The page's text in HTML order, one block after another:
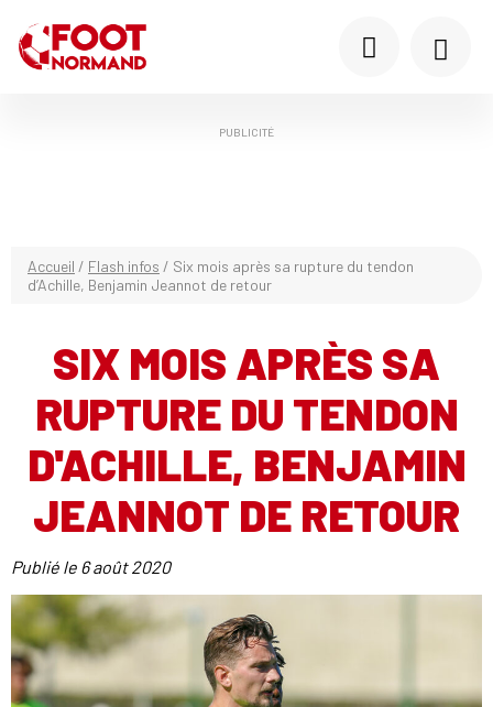
PUBLICITÉ
Accueil / Flash infos / Six mois après sa rupture du tendon
d’Achille, Benjamin Jeannot de retour
SIX MOIS APRÈS SA
RUPTURE DU TENDON
D'ACHILLE, BENJAMIN
JEANNOT DE RETOUR
Publié le 6 août 2020